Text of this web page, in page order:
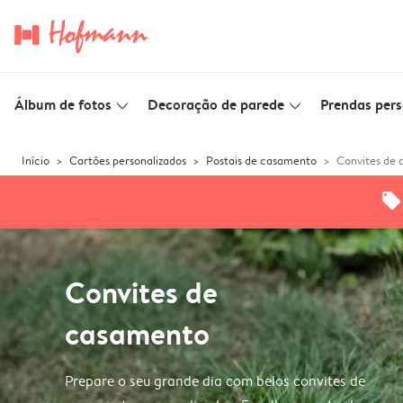
Álbum de fotos slim_arrow_down Decoração de parede slim_arrow_down Prendas
Início Cartões personalizados Postais de casamento Convites de
offers
Convites de
casamento
Prepare o seu grande dia com belos convites de